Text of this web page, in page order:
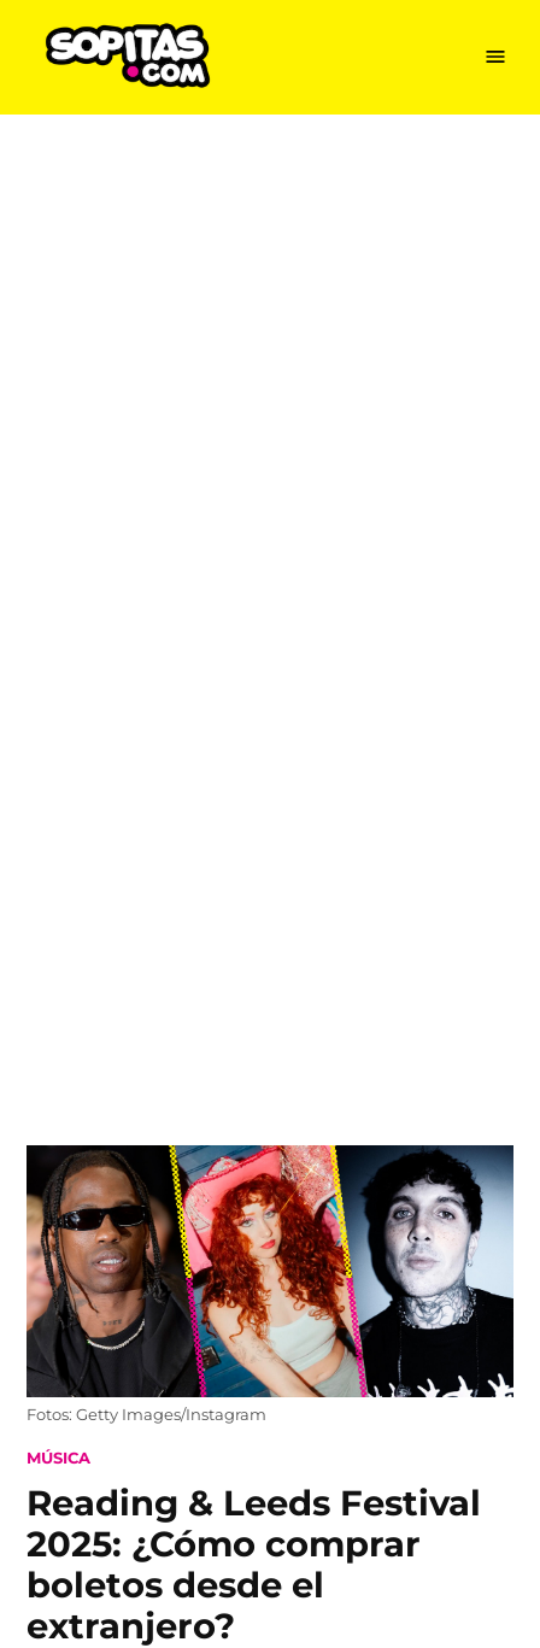
content
Menu
Fotos: Getty Images/Instagram
POSTED
MÚSICA
Reading & Leeds Festival
2025: ¿Cómo comprar
boletos desde el
extranjero?